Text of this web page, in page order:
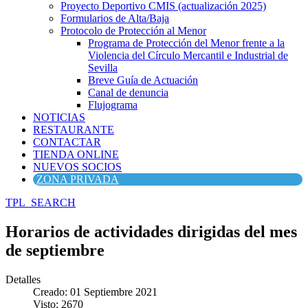
Proyecto Deportivo CMIS (actualización 2025)
Formularios de Alta/Baja
Protocolo de Protección al Menor
Programa de Protección del Menor frente a la
Violencia del Círculo Mercantil e Industrial de
Sevilla
Breve Guía de Actuación
Canal de denuncia
Flujograma
NOTICIAS
RESTAURANTE
CONTACTAR
TIENDA ONLINE
NUEVOS SOCIOS
ZONA PRIVADA
TPL_SEARCH
Horarios de actividades dirigidas del mes
de septiembre
Detalles
Creado: 01 Septiembre 2021
Visto: 2670